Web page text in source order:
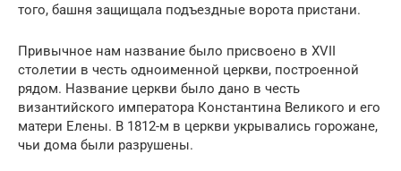
того, башня защищала подъездные ворота пристани.
Привычное нам название было присвоено в XVII
столетии в честь одноименной церкви, построенной
рядом. Название церкви было дано в честь
византийского императора Константина Великого и его
матери Елены. В 1812-м в церкви укрывались горожане,
чьи дома были разрушены.